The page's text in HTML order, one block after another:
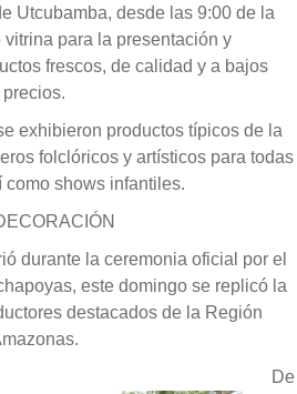
Utcubamba, desde las 9:00 de la
para la presentación y
frescos, de calidad y a bajos
precios.
exhibieron productos típicos de la
folclóricos y artísticos para todas
como shows infantiles.
durante la ceremonia oficial por el
este domingo se replicó la
destacados de la Región
De